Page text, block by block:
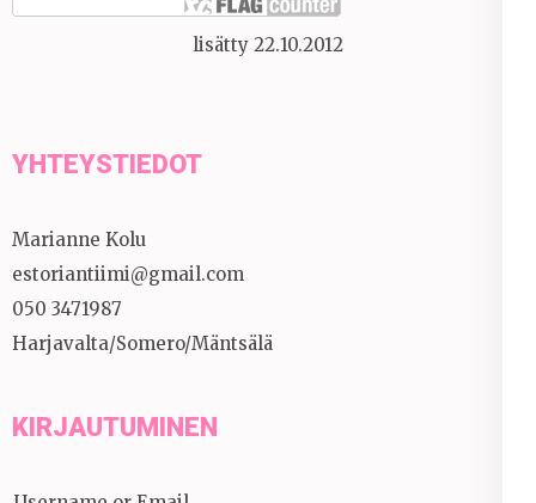
lisätty 22.10.2012
YHTEYSTIEDOT
Marianne Kolu
estoriantiimi@gmail.com
050 3471987
Harjavalta/Somero/Mäntsälä
KIRJAUTUMINEN